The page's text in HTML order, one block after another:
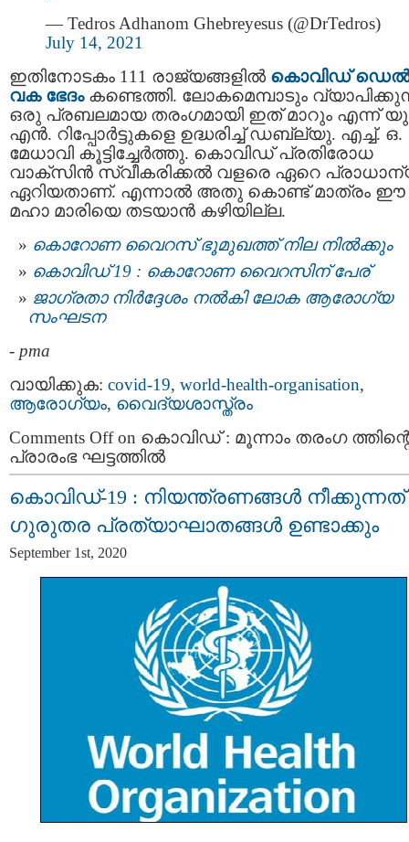
— Tedros Adhanom Ghebreyesus (@DrTedros)
July 14, 2021
ഇതിനോടകം 111 രാജ്യങ്ങളില്‍ കൊവിഡ്
വക ഭേദംകണ്ടെത്തി. ലോകമെമ്പാടും
ഒരു പ്രബലമായ തരംഗമായി ഇത് മാറും എന്ന്
എന്‍. റിപ്പോര്‍ട്ടുകളെ ഉദ്ധരിച്ച് ഡബ്ല്യു. എച്ച്. ഒ.
മേധാവി കൂട്ടിച്ചേര്‍ത്തു. കൊവിഡ് പ്രതിരോധ
വാക്സിന്‍ സ്വീകരിക്കല്‍ വളരെ ഏറെ
ഏറിയതാണ്. എന്നാല്‍ അതു കൊണ്ട് മാത്രം ഈ
മഹാ മാരിയെ തടയാന്‍ കഴിയില്ല.
കൊറോണ വൈറസ് ഭൂമുഖത്ത് നില നില്‍ക്കും
കൊവിഡ് 19 : കൊറോണ വൈറസിന് പേര്
ജാഗ്രതാ നിർദ്ദേശം നല്‍കി ലോക ആരോഗ്യ
സംഘടന
- pma
വായിക്കുക: covid-19, world-health-organisation,
ആരോഗ്യം, വൈദ്യശാസ്ത്രം
Comments Offon കൊവിഡ് : മൂന്നാം തരംഗ
പ്രാരംഭ ഘട്ടത്തില്‍
കൊവിഡ്-19 : നിയന്ത്രണങ്ങള്‍ നീക്കുന്നത്
ഗുരുതര പ്രത്യാഘാതങ്ങള്‍ ഉണ്ടാക്കും
September 1st, 2020